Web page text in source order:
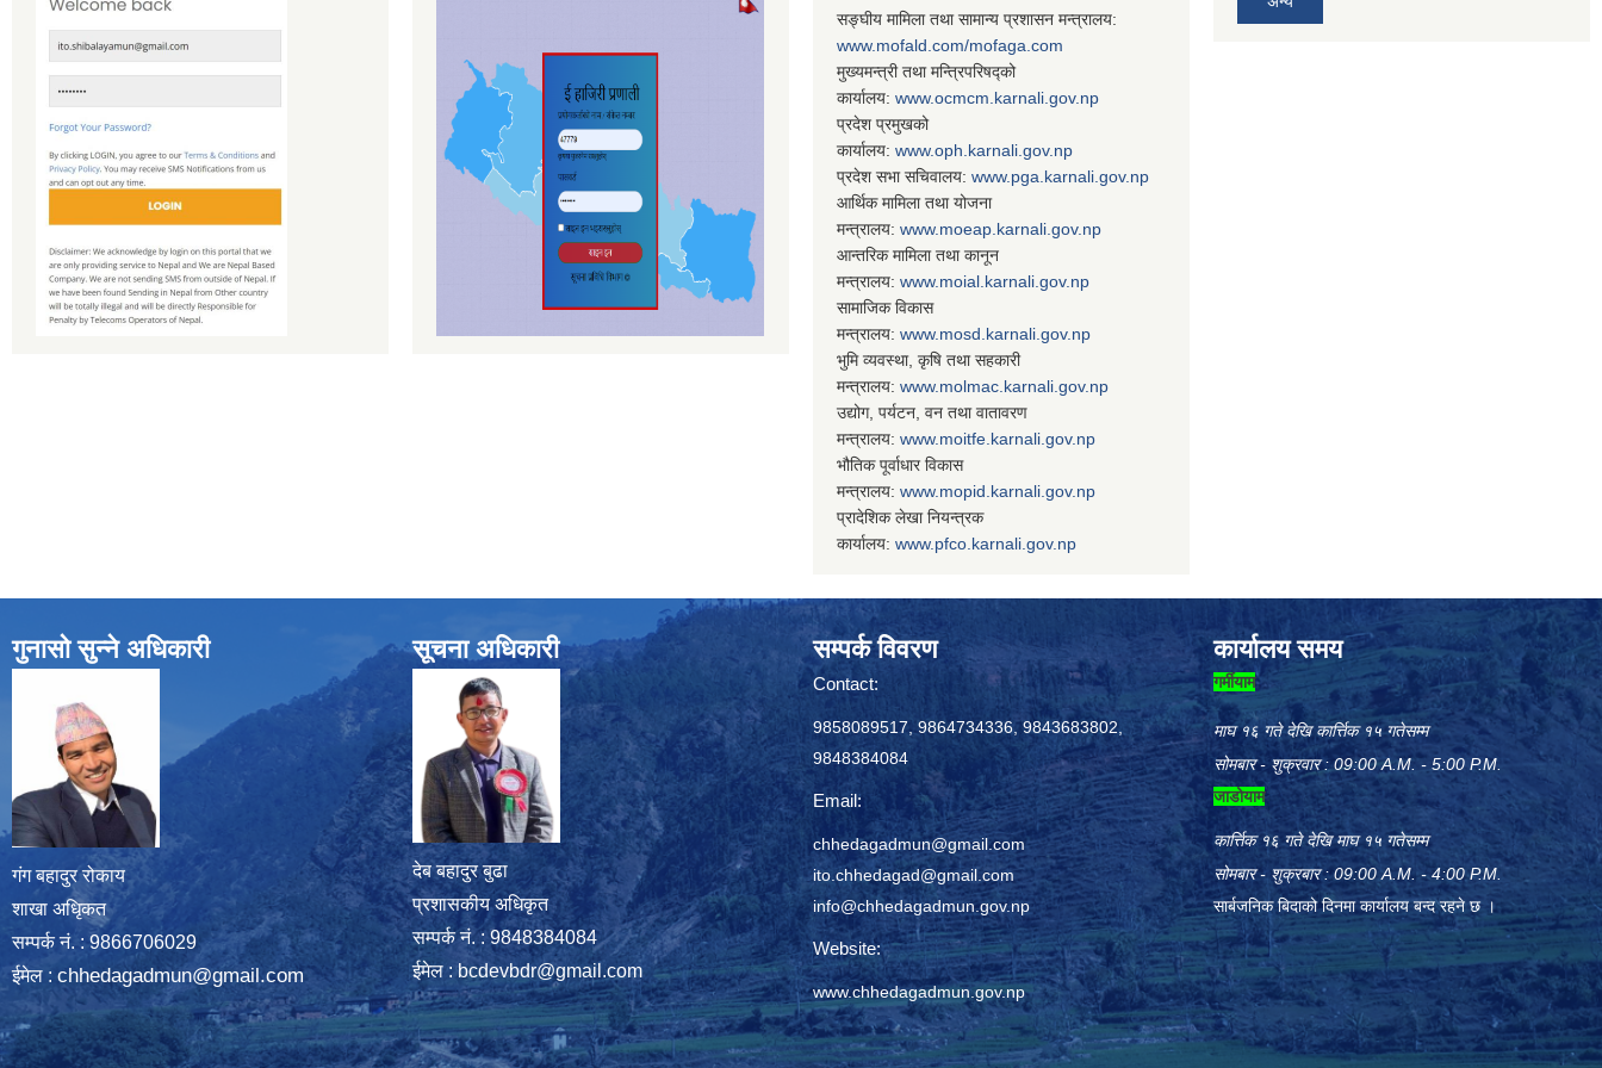
सङ्घीय मामिला तथा सामान्य प्रशासन मन्त्रालय:
www.mofald.com/mofaga.com
मुख्यमन्त्री तथा मन्त्रिपरिषद्को
कार्यालय: www.ocmcm.karnali.gov.np
प्रदेश प्रमुखको
कार्यालय: www.oph.karnali.gov.np
प्रदेश सभा सचिवालय: www. pga.karnali.gov.np
आर्थिक मामिला तथा योजना
मन्त्रालय: www. moeap.karnali.gov.np
आन्तरिक मामिला तथा कानून
मन्त्रालय: www. moial.karnali.gov.np
सामाजिक विकास
मन्त्रालय: www. mosd.karnali.gov.np
भुमि व्यवस्था, कृषि तथा सहकारी
मन्त्रालय: www. molmac.karnali.gov.np
उद्योग, पर्यटन, वन तथा वातावरण
मन्त्रालय: www. moitfe.karnali.gov.np
भौतिक पूर्वाधार विकास
मन्त्रालय: www. mopid.karnali.gov.np
प्रादेशिक लेखा नियन्त्रक
कार्यालय: www. pfco.karnali.gov.np
गुनासो सुन्ने अधिकारी
गंग बहादुर रोकाय
शाखा अधिृकत
सम्पर्क न‌ं. : 9866706029
ईमेल : chhedagadmun@gmail.com
सूचना अधिकारी
देब बहादुर बुढा
प्रशासकीय अधिकृत
सम्पर्क नं. : 9848384084
ईमेल : bcdevbdr@gmail.com
सम्पर्क विवरण
Contact:
9858089517, 9864734336, 9843683802,
9848384084
Email:
chhedagadmun@gmail.com
ito.chhedagad@gmail.com
info@chhedagadmun.gov.np
Website:
www.chhedagadmun.gov.np
कार्यालय समय
गर्मीयाम
माघ १६ गते देखि कार्त्तिक १५ गतेसम्म
सोमबार - शुक्रवार : 09:00 A.M. - 5:00 P.M.
जाडोयाम
कार्त्तिक १६ गते देखि माघ १५ गतेसम्म
सोमबार - शुक्रबार : 09:00 A.M. - 4:00 P.M.
सार्बजनिक बिदाको दिनमा कार्यालय बन्द रहने छ ।